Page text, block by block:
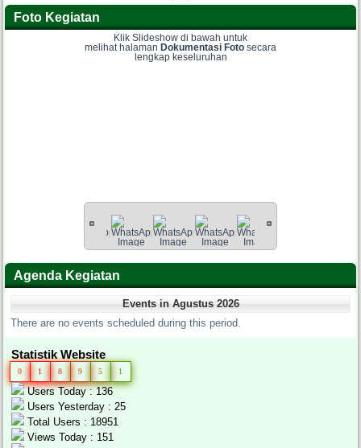
Foto Kegiatan
Klik Slideshow di bawah untuk
melihat halaman Dokumentasi Foto secara
lengkap keseluruhan
Agenda Kegiatan
Events in Agustus 2026
There are no events scheduled during this period.
Statistik Website
0 1 8 9 5 1
Users Today : 136
Users Yesterday : 25
Total Users : 18951
Views Today : 151